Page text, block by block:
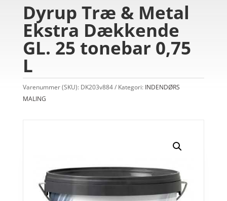
Dyrup Træ & Metal
Ekstra Dækkende
GL. 25 tonebar 0,75
L
Varenummer (SKU): DK203v884 Kategori: INDENDØRS
MALING